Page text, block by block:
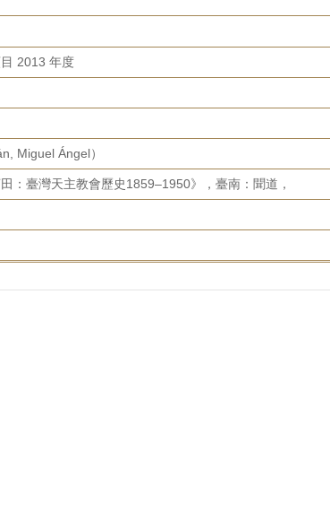
2013 年度
Miguel Ángel）
田：臺灣天主教會歷史1859–1950》，臺南：聞道，